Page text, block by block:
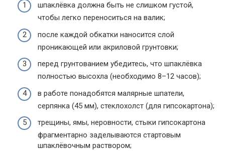
шпаклёвка должна быть не слишком густой,
чтобы легко переноситься на валик;
после каждой обкатки наносится слой
проникающей или акриловой грунтовки;
перед грунтованием убедитесь, что шпаклёвка
полностью высохла (необходимо 8–12 часов);
в работе понадобятся малярные шпатели,
серпянка (45 мм), стеклохолст (для гипсокартона);
трещины, ямы, неровности, стыки гипсокартона
фрагментарно заделываются стартовым
шпаклёвочным раствором;